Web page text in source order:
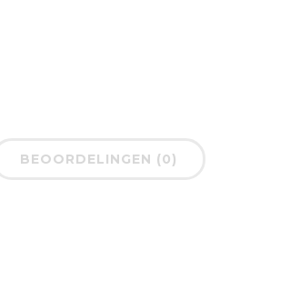
BEOORDELINGEN (0)